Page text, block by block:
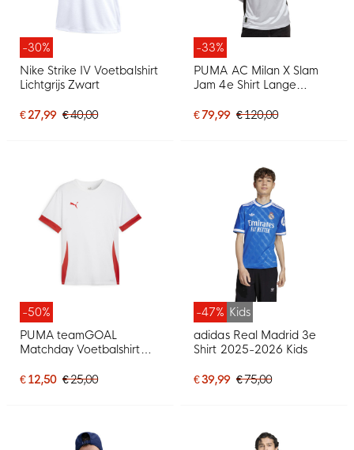
-30%
Nike Strike IV Voetbalshirt
Lichtgrijs Zwart
€ 27,99 € 40,00
-33%
PUMA AC Milan X Slam
Jam 4e Shirt Lange
Zilver
€ 79,99 € 120,00
-50%
PUMA teamGOAL
Matchday Voetbalshirt
€ 12,50 € 25,00
-47% Kids
adidas Real Madrid 3e
Shirt 2025-2026 Kids
€ 39,99 € 75,00